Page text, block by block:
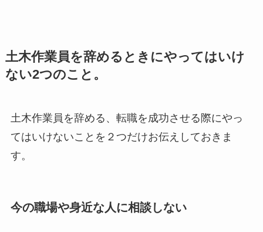
土木作業員を辞めるときにやってはいけ
ない2つのこと。
土木作業員を辞める、転職を成功させる際にやっ
てはいけないことを２つだけお伝えしておきま
す。
今の職場や身近な人に相談しない